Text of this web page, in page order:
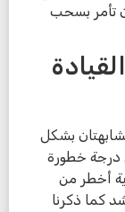
تأمر بسحب
بشكل
درجة خطورة
أخطر من
كما ذكرنا